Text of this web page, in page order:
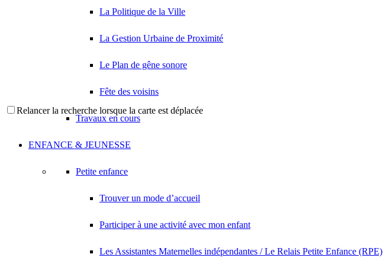
La Politique de la Ville
La Gestion Urbaine de Proximité
Le Plan de gêne sonore
Fête des voisins
Travaux en cours
ENFANCE & JEUNESSE
Petite enfance
Trouver un mode d’accueil
Participer à une activité avec mon enfant
Les Assistantes Maternelles indépendantes / Le Relais Petite Enfance (RPE)
Relancer la recherche lorsque la carte est déplacée